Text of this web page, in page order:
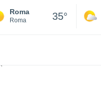
Roma
Roma 35°